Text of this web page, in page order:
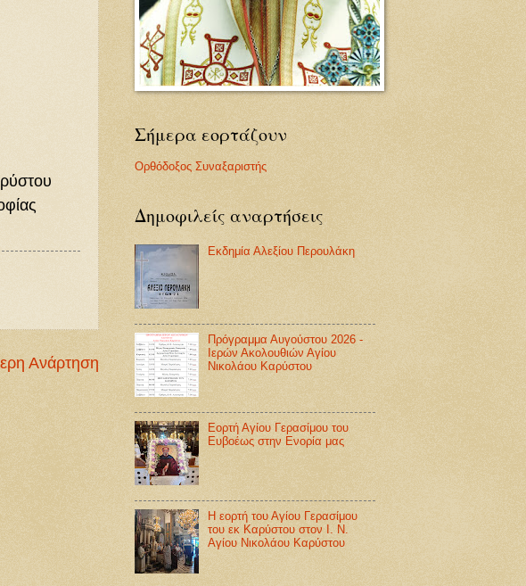
Ανάρτηση
Σήμερα εορτάζουν
Ορθόδοξος Συναξαριστής
Δημοφιλείς αναρτήσεις
Εκδημία Αλεξίου Περουλάκη
Πρόγραμμα Αυγούστου 2026 -
Ιερών Ακολουθιών Αγίου
Νικολάου Καρύστου
Εορτή Αγίου Γερασίμου του
Ευβοέως στην Ενορία μας
Η εορτή του Αγίου Γερασίμου
του εκ Καρύστου στον Ι. Ν.
Αγίου Νικολάου Καρύστου